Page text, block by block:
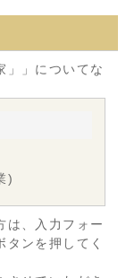
」」についてな
)
は、入力フォー
ンを押してく